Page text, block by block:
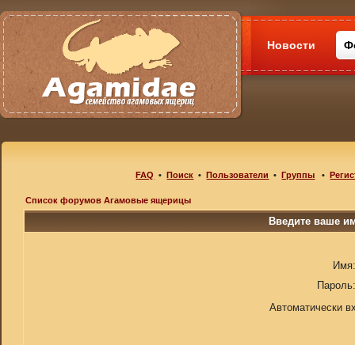
Новости
FAQ •Поиск •Пользователи •Группы •
Список форумов Агамовые ящерицы
Введите ваше
Имя:
Пароль:
Автоматически